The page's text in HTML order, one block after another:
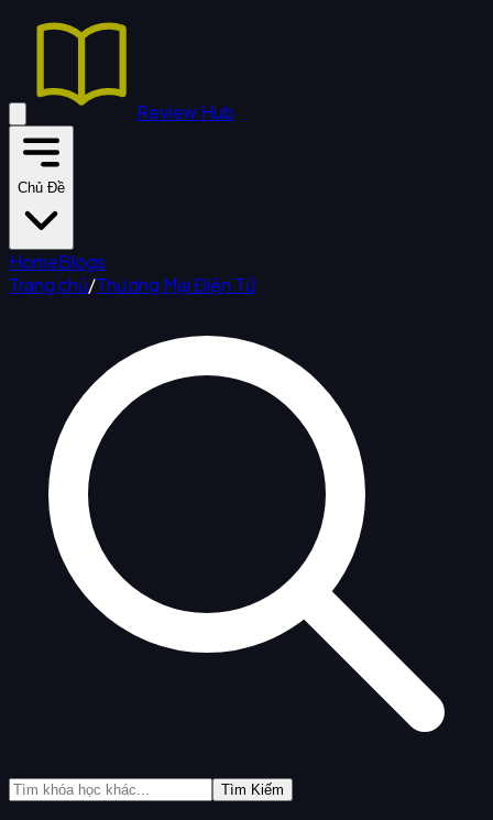
Review Hub
Chủ Đề
HomeBlogs
Trang chủ/Thương Mại Điện Tử
Tìm Kiếm